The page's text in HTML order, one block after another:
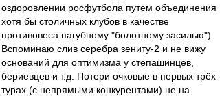
оздоровлении росфутбола путём объединения
хотя бы столичных клубов в качестве
противовеса пагубному "болотному засилью").
Вспоминаю слив серебра зениту-2 и не вижу
оснований для оптимизма у степашинцев,
бериевцев и т.д. Потери очковые в первых трёх
турах (с непрямыми конкурентами) не на